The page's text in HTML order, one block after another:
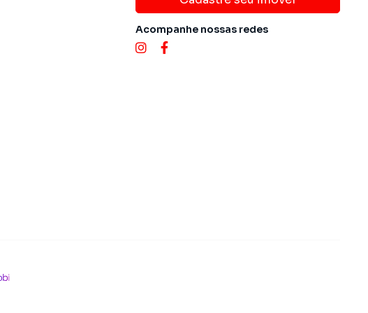
Acompanhe nossas redes